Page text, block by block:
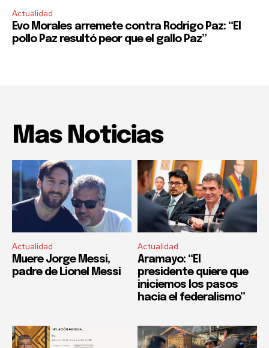
Actualidad
Evo Morales arremete contra Rodrigo Paz: “El
pollo Paz resultó peor que el gallo Paz”
Mas Noticias
Actualidad
Muere Jorge Messi,
padre de Lionel Messi
Actualidad
Aramayo: “El
presidente quiere que
iniciemos los pasos
hacia el federalismo”